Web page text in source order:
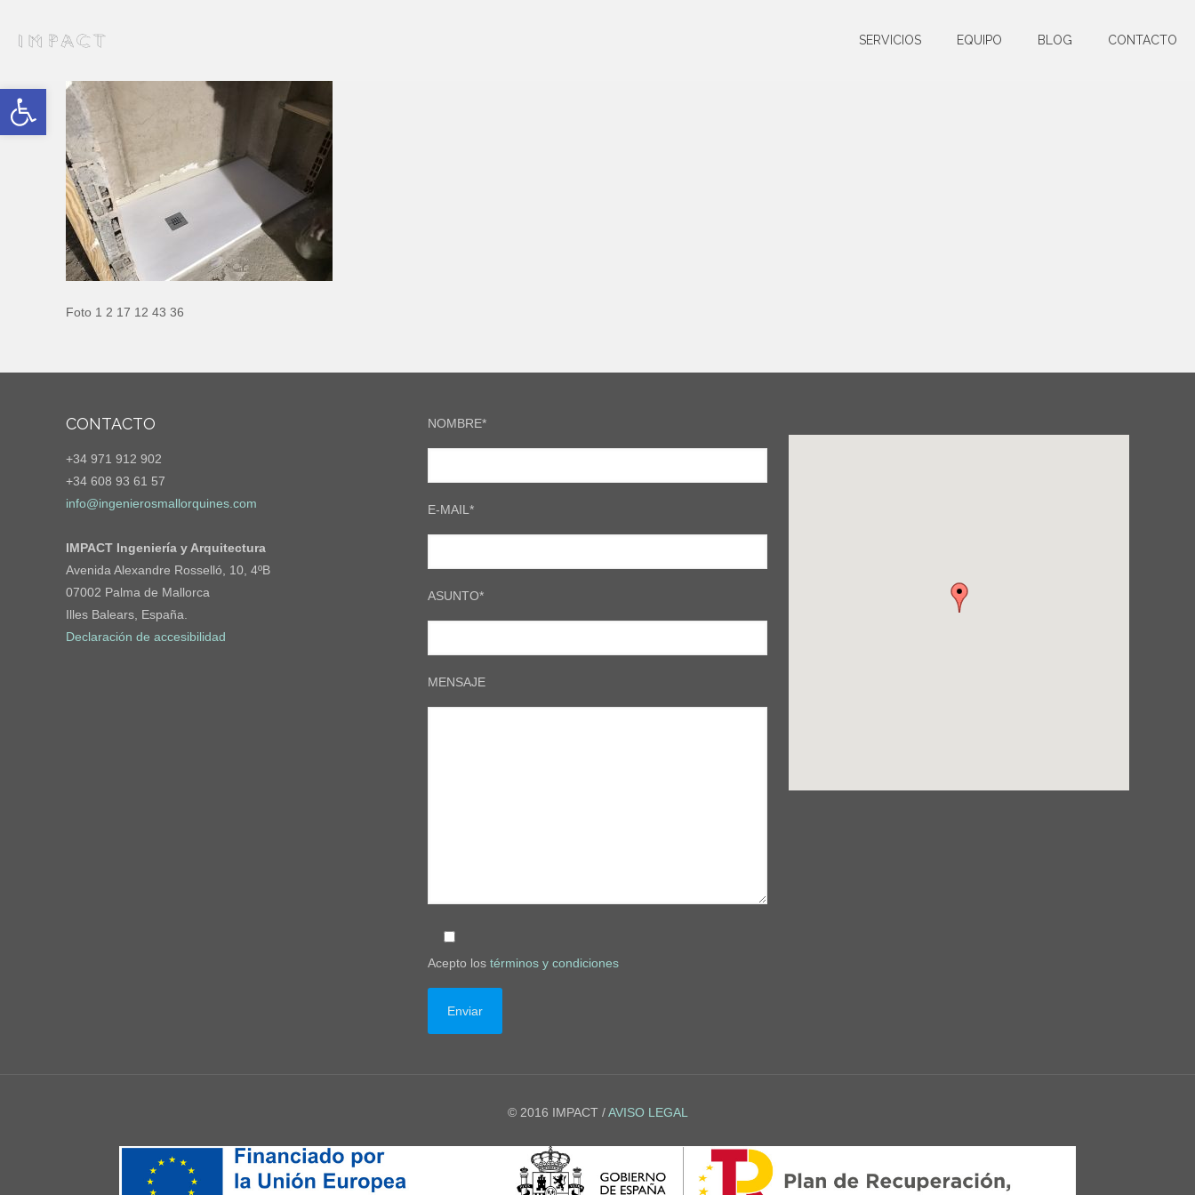
Abrir barra de herramientas
SERVICIOS EQUIPO BLOG CONTACTO
Foto 1 2 17 12 43 36
CONTACTO
+34 971 912 902
+34 608 93 61 57
info@ingenierosmallorquines.com
IMPACT Ingeniería y Arquitectura
Avenida Alexandre Rosselló, 10, 4ºB
07002 Palma de Mallorca
Illes Balears, España.
Declaración de accesibilidad
NOMBRE*
E-MAIL*
ASUNTO*
MENSAJE
Acepto los términos y condiciones
© 2016 IMPACT /AVISO LEGAL